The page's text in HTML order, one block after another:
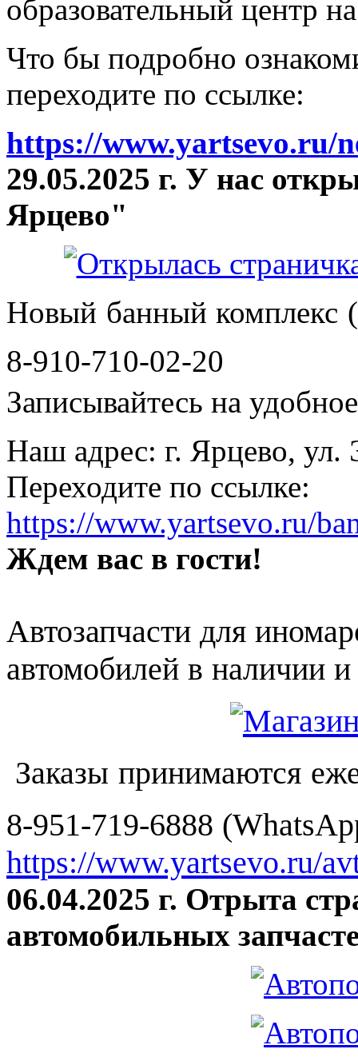
образовательный центр
Что бы подробно
переходите по ссылке:
https://www.yartsevo.ru/
29.05.2025 г. У нас
Ярцево"
Новый банный комплекс
8-910-710-02-20
Записывайтесь на
Наш адрес: г. Ярцево, ул.
Переходите по ссылке:
https://www.yartsevo.ru/
Ждем вас в гости!
Автозапчасти для
автомобилей в наличии и
Заказы принимаются
8-951-719-6888
https://www.yartsevo.ru/
06.04.2025 г. Отрыта
автомобильных